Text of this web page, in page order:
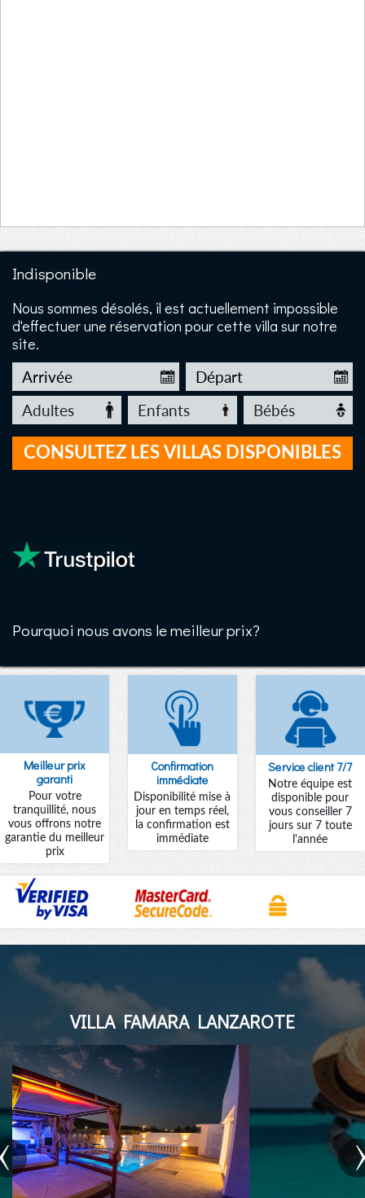
Indisponible
Nous sommes désolés, il est actuellement impossible
d'effectuer une réservation pour cette villa sur notre
site.
Pourquoi nous avons le meilleur prix?
Meilleur prix
garanti
Pour votre
tranquillité, nous
vous offrons notre
garantie du meilleur
prix
Confirmation
immédiate
Disponibilité mise à
jour en temps réel,
la confirmation est
immédiate
Service client 7/7
Notre équipe est
disponible pour
vous conseiller 7
jours sur 7 toute
l'année
VILLA FAMARA LANZAROTE